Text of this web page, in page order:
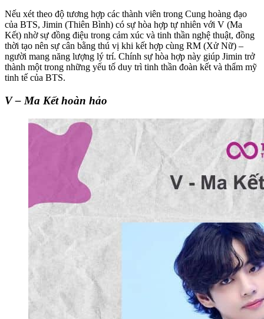
Nếu xét theo độ tương hợp các thành viên trong Cung hoàng đạo
của BTS, Jimin (Thiên Bình) có sự hòa hợp tự nhiên với V (Ma
Kết) nhờ sự đồng điệu trong cảm xúc và tinh thần nghệ thuật, đồng
thời tạo nên sự cân bằng thú vị khi kết hợp cùng RM (Xử Nữ) –
người mang năng lượng lý trí. Chính sự hòa hợp này giúp Jimin trở
thành một trong những yếu tố duy trì tinh thần đoàn kết và thẩm mỹ
tinh tế của BTS.
V – Ma Kết hoàn hảo